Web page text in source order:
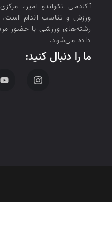
آکادمی تکواندو امیر،
ورزش و تناسب اندام است.
رشته‌های ورزشی با حضور
داده می‌شود.
ما را دنبال کنید: